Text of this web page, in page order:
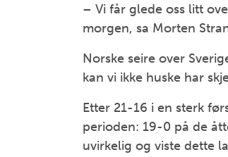
– Vi får glede oss litt
morgen, sa Morten
Norske seire over
kan vi ikke huske har
Etter 21-16 i en sterk
perioden: 19-0 på de
uvirkelig og viste dette